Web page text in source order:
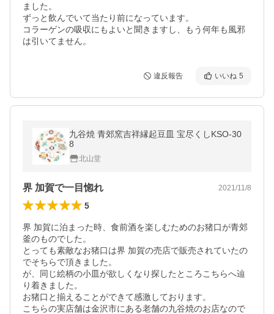
ました。
ずっと飲んでいて当たり前になっています。
コラーゲンの吸収にもよいと聞きますし、もう何年も風邪
は引いてません。
違反報告 いいね 5
九谷焼 青郊窯吉祥縁起豆皿 宝尽くしKSO-30
8
北山堂
界 加賀で一目惚れ 2021/11/8
5
界 加賀に泊まった時、食前酒を楽しむためのお猪口が青郊
釜のものでした。
とっても素敵なお猪口は界 加賀の売店で販売されていたの
でそちらで頂きました。
が、同じ絵柄の小皿が欲しくなり探したところこちらへ辿
り着きました。
お猪口と揃えることができて感激しております。
こちらの実店舗は金沢市にある老舗の九谷焼のお店なので